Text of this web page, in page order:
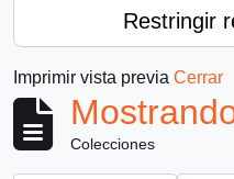
Restringir
Imprimir vista previa Cerrar
Colecciones